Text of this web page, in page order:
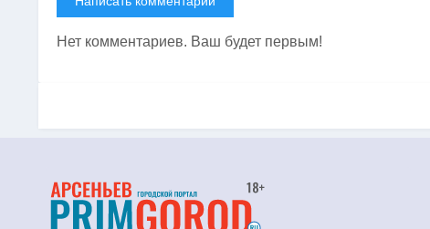
Нет комментариев. Ваш будет первым!